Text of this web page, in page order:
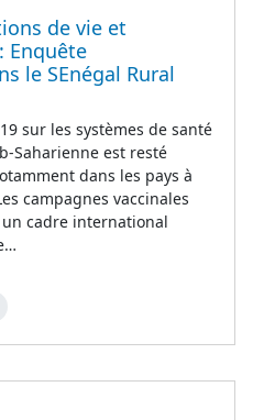
de vie et
Enquête
le SEnégal Rural
sur les systèmes de santé
Saharienne est resté
dans les pays à
campagnes vaccinales
cadre international